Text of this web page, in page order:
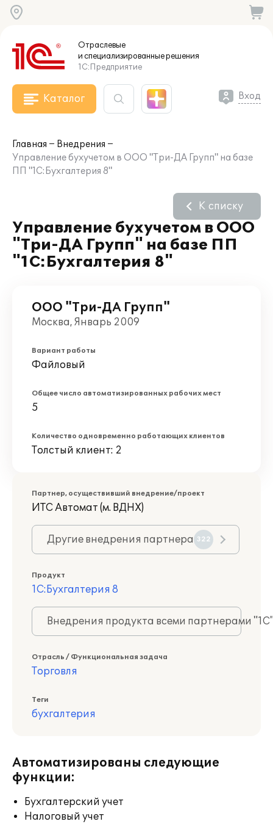
Отраслевые
и специализированныерешения
1С:Предприятие
Каталог Вход
Главная
Внедрения
Управление бухучетом в ООО "Три-ДА Групп" на базе
ПП "1С:Бухгалтерия 8"
Управление бухучетом в ООО
"Три-ДА Групп" на базе ПП
"1С:Бухгалтерия 8"
К списку
ООО "Три-ДА Групп"
Москва, Январь 2009
Вариант работы
Файловый
Общее число автоматизированных рабочих мест
5
Количество одновременно работающих клиентов
Толстый клиент: 2
Партнер, осуществивший внедрение/проект
ИТС Автомат (м. ВДНХ)
Другие внедрения партнера 322
Продукт
1С:Бухгалтерия 8
Внедрения продукта всеми партнерами
Отрасль / Функциональная задача
Торговля
Теги
бухгалтерия
Автоматизированы следующие
функции:
Бухгалтерский учет
Налоговый учет